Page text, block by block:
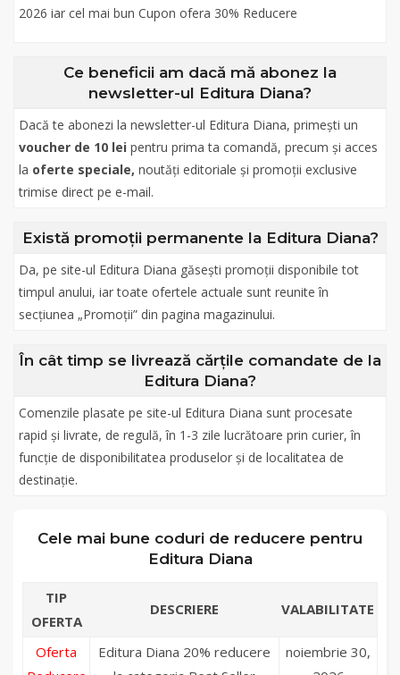
2026 iar cel mai bun Cupon ofera 30% Reducere
Ce beneficii am dacă mă abonez la
newsletter-ul Editura Diana?
Dacă te abonezi la newsletter-ul Editura Diana, primești un
voucher de 10 lei pentru prima ta comandă, precum și acces
la oferte speciale, noutăți editoriale și promoții exclusive
trimise direct pe e-mail.
Există promoții permanente la Editura Diana?
Da, pe site-ul Editura Diana găsești promoții disponibile tot
timpul anului, iar toate ofertele actuale sunt reunite în
secțiunea „Promoții” din pagina magazinului.
În cât timp se livrează cărțile comandate de la
Editura Diana?
Comenzile plasate pe site-ul Editura Diana sunt procesate
rapid și livrate, de regulă, în 1-3 zile lucrătoare prin curier, în
funcție de disponibilitatea produselor și de localitatea de
destinație.
Cele mai bune coduri de reducere pentru
Editura Diana
TIP
OFERTA
DESCRIERE VALABILITATE
Oferta
Editura Diana 20% reducere
noiembrie 30,